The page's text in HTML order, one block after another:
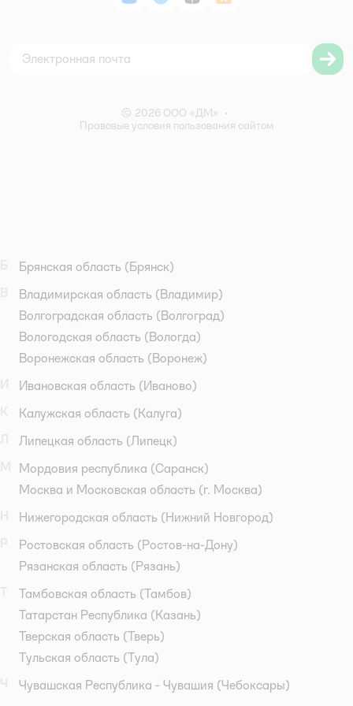
Правила бонусной программы
© 2026 ООО «ДМ» •
Правовые условия пользования сайтом
Брянская область (Брянск)
Владимирская область (Владимир)
Волгоградская область (Волгоград)
Вологодская область (Вологда)
Воронежская область (Воронеж)
Ивановская область (Иваново)
Калужская область (Калуга)
Липецкая область (Липецк)
Мордовия республика (Саранск)
Москва и Московская область (г. Москва)
Нижегородская область (Нижний Новгород)
Ростовская область (Ростов-на-Дону)
Рязанская область (Рязань)
Тамбовская область (Тамбов)
Татарстан Республика (Казань)
Тверская область (Тверь)
Тульская область (Тула)
Чувашская Республика - Чувашия (Чебоксары)